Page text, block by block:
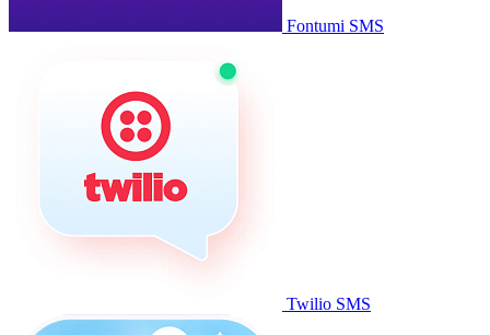
Fontumi SMS
Twilio SMS